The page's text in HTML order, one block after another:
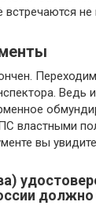
не
Ведь
властными
вы